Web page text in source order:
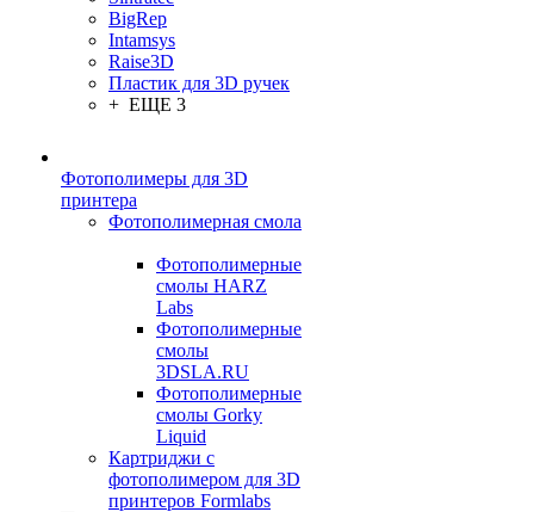
BigRep
Intamsys
Raise3D
Пластик для 3D ручек
+ ЕЩЕ 3
Фотополимеры для 3D
принтера
Фотополимерная смола
Фотополимерные
смолы HARZ
Labs
Фотополимерные
смолы
3DSLA.RU
Фотополимерные
смолы Gorky
Liquid
Картриджи с
фотополимером для 3D
принтеров Formlabs